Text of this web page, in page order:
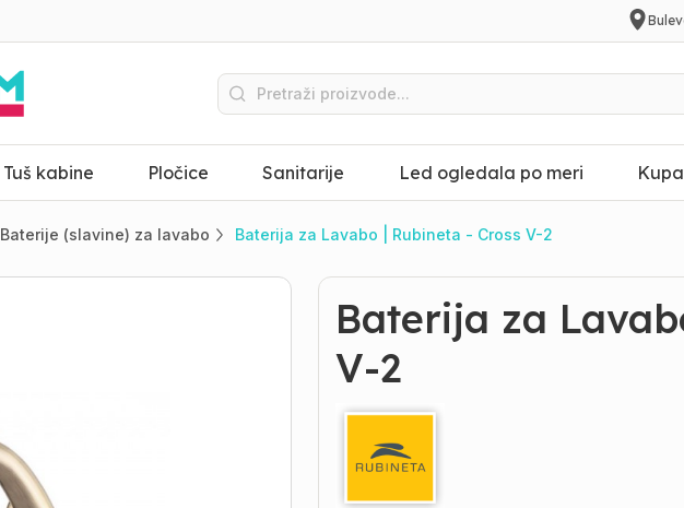
Tuš kabine Pločice Sanitarije Led ogledala po meri
Baterije (slavine) za lavabo Baterija za Lavabo | Rubineta - Cross V-2
Baterija za
V-2